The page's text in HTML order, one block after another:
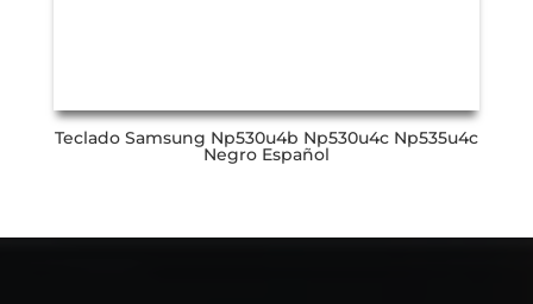
Teclado Samsung Np530u4b Np530u4c Np535u4c
Negro Español